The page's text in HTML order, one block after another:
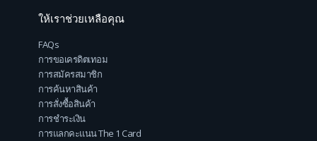
ให้เราช่วยเหลือคุณ
FAQs
การขอเครดิตเทอม
การสมัครสมาชิก
การค้นหาสินค้า
การสั่งซื้อสินค้า
การชำระเงิน
การแลกคะแนน The 1 Card